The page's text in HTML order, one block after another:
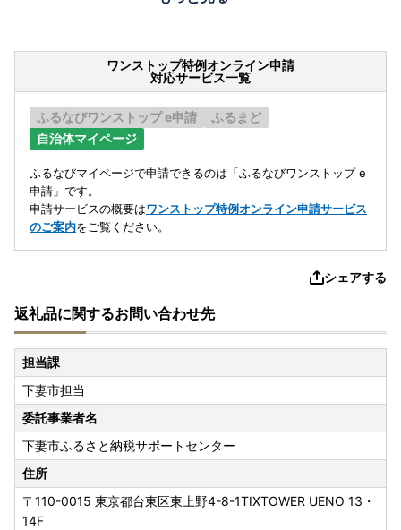
ワンストップ特例オンライン申請
対応サービス一覧
ふるなびワンストップ e申請
ふるまど
自治体マイページ
ふるなびマイページで申請できるのは「ふるなびワンストップ e
申請」です。
申請サービスの概要はワンストップ特例オンライン申請サービス
のご案内をご覧ください。
シェアする
返礼品に関するお問い合わせ先
担当課
下妻市担当
委託事業者名
下妻市ふるさと納税サポートセンター
住所
〒110-0015 東京都台東区東上野4-8-1TIXTOWER UENO 13・
14F